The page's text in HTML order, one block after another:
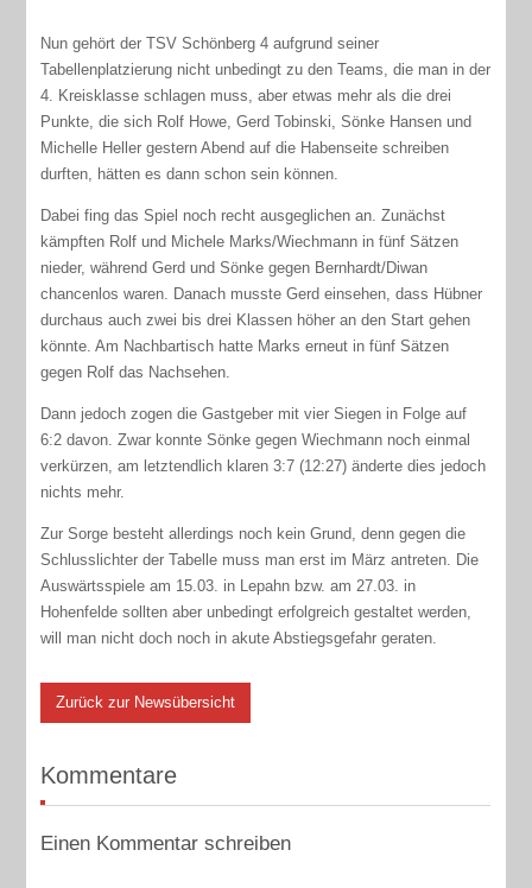
Nun gehört der TSV Schönberg 4 aufgrund seiner
Tabellenplatzierung nicht unbedingt zu den Teams, die man in der
4. Kreisklasse schlagen muss, aber etwas mehr als die drei
Punkte, die sich Rolf Howe, Gerd Tobinski, Sönke Hansen und
Michelle Heller gestern Abend auf die Habenseite schreiben
durften, hätten es dann schon sein können.
Dabei fing das Spiel noch recht ausgeglichen an. Zunächst
kämpften Rolf und Michele Marks/Wiechmann in fünf Sätzen
nieder, während Gerd und Sönke gegen Bernhardt/Diwan
chancenlos waren. Danach musste Gerd einsehen, dass Hübner
durchaus auch zwei bis drei Klassen höher an den Start gehen
könnte. Am Nachbartisch hatte Marks erneut in fünf Sätzen
gegen Rolf das Nachsehen.
Dann jedoch zogen die Gastgeber mit vier Siegen in Folge auf
6:2 davon. Zwar konnte Sönke gegen Wiechmann noch einmal
verkürzen, am letztendlich klaren 3:7 (12:27) änderte dies jedoch
nichts mehr.
Zur Sorge besteht allerdings noch kein Grund, denn gegen die
Schlusslichter der Tabelle muss man erst im März antreten. Die
Auswärtsspiele am 15.03. in Lepahn bzw. am 27.03. in
Hohenfelde sollten aber unbedingt erfolgreich gestaltet werden,
will man nicht doch noch in akute Abstiegsgefahr geraten.
Zurück zur Newsübersicht
Kommentare
Einen Kommentar schreiben